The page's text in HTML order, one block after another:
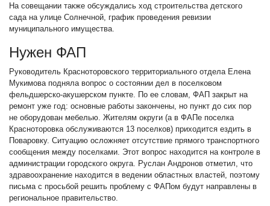
На совещании также обсуждались ход строительства детского
сада на улице Солнечной, график проведения ревизии
муниципального имущества.
Нужен ФАП
Руководитель Красноторовского территориального отдела Елена
Мукимова подняла вопрос о состоянии дел в поселковом
фельдшерско-акушерском пункте. По ее словам, ФАП закрыт на
ремонт уже год: основные работы закончены, но пункт до сих пор
не оборудован мебелью. Жителям округи (а в ФАПе поселка
Красноторовка обслуживаются 13 поселков) приходится ездить в
Поваровку. Ситуацию осложняет отсутствие прямого транспортного
сообщения между поселками. Этот вопрос находится на контроле в
администрации городского округа. Руслан Андронов отметил, что
здравоохранение находится в ведении областных властей, поэтому
письма с просьбой решить проблему с ФАПом будут направлены в
региональное правительство.